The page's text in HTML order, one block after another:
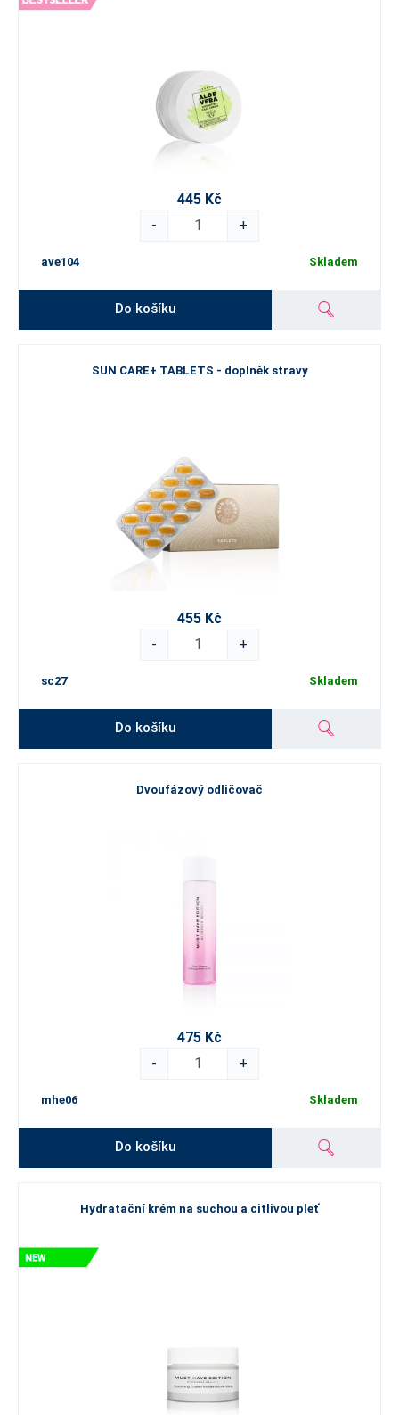
445 Kč
-
+
ave104 Skladem
Do košíku
SUN CARE+ TABLETS - doplněk stravy
455 Kč
-
+
sc27 Skladem
Do košíku
Dvoufázový odličovač
475 Kč
-
+
mhe06 Skladem
Do košíku
Hydratační krém na suchou a citlivou pleť